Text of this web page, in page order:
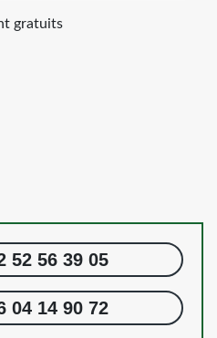
gratuits
52 56 39 05
04 14 90 72